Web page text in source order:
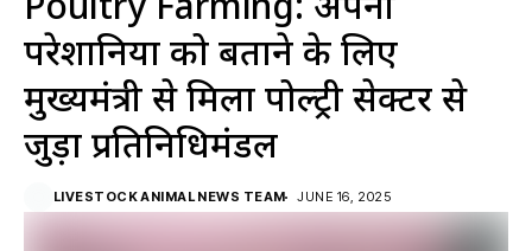
परेशानियों को बताने के लिए
मुख्यमंत्री से मिला पोल्ट्री सेक्टर से
जुड़ा प्रतिनिधिमंडल
LIVESTOCK ANIMAL NEWS TEAM JUNE 16, 2025